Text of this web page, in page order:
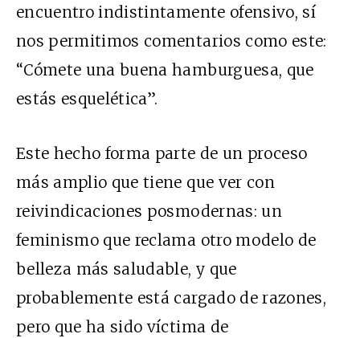
encuentro indistintamente ofensivo, sí
nos permitimos comentarios como este:
“Cómete una buena hamburguesa, que
estás esquelética”.
Este hecho forma parte de un proceso
más amplio que tiene que ver con
reivindicaciones posmodernas: un
feminismo que reclama otro modelo de
belleza más saludable, y que
probablemente está cargado de razones,
pero que ha sido víctima de